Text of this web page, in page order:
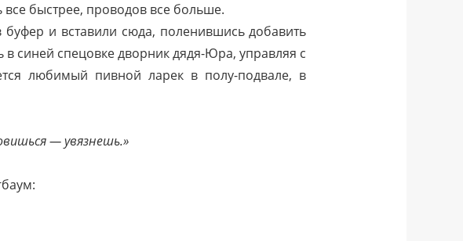
быстрее, проводов все больше.
и вставили сюда, поленившись добавить
в синей спецовке дворник дядя-Юра, управляя с
любимый пивной ларек в полу-подвале, в
— увязнешь.»